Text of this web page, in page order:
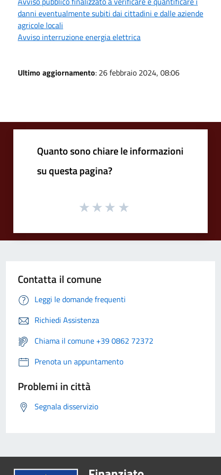
danni eventualmente subiti dai cittadini e dalle aziende
agricole locali
Avviso interruzione energia elettrica
Ultimo aggiornamento: 26 febbraio 2024, 08:06
Quanto sono chiare le informazioni
su questa pagina?
Contatta il comune
Leggi le domande frequenti
Richiedi Assistenza
Chiama il comune +39 0862 72372
Prenota un appuntamento
Problemi in città
Segnala disservizio